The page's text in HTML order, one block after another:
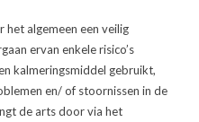
het algemeen een veilig
ervan enkele risico’s
kalmeringsmiddel gebruikt,
en/ of stoornissen in de
de arts door via het